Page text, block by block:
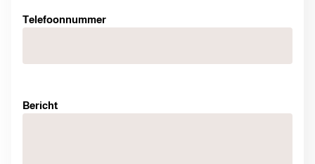
Telefoonnummer
Bericht